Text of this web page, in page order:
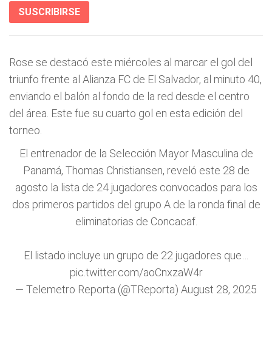
SUSCRIBIRSE
Rose se destacó este miércoles al marcar el gol del
triunfo frente al Alianza FC de El Salvador, al minuto 40,
enviando el balón al fondo de la red desde el centro
del área. Este fue su cuarto gol en esta edición del
torneo.
El entrenador de la Selección Mayor Masculina de
Panamá, Thomas Christiansen, reveló este 28 de
agosto la lista de 24 jugadores convocados para los
dos primeros partidos del grupo A de la ronda final de
eliminatorias de Concacaf.
El listado incluye un grupo de 22 jugadores que…
pic.twitter.com/aoCnxzaW4r
— Telemetro Reporta (@TReporta) August 28, 2025